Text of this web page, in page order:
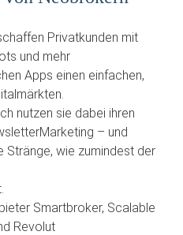
Privatkunden mit
und mehr
Apps einen einfachen,
nutzen sie dabei ihren
– und
Stränge, wie zumindest der
Smartbroker, Scalable
Revolut